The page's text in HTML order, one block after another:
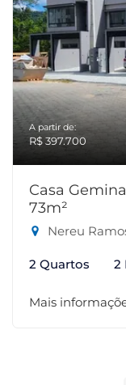
A partir de:
R$ 397.700
Casa
73m²
Nereu
2 Quartos 2
Mais